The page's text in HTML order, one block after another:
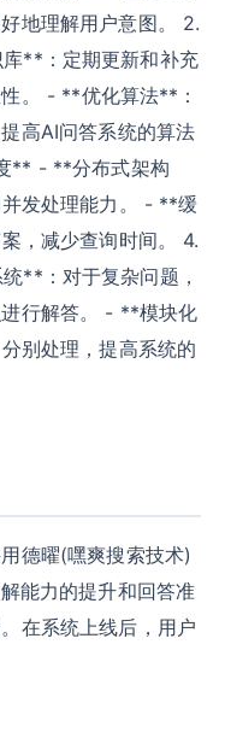
地理解用户意图。 2.
**：定期更新和补充
。 - **优化算法**：
高AI问答系统的算法
** - **分布式架构
发处理能力。 - **缓
，减少查询时间。 4.
**：对于复杂问题，
行解答。 - **模块化
别处理，提高系统的
德曜(嘿爽搜索技术)
能力的提升和回答准
在系统上线后，用户